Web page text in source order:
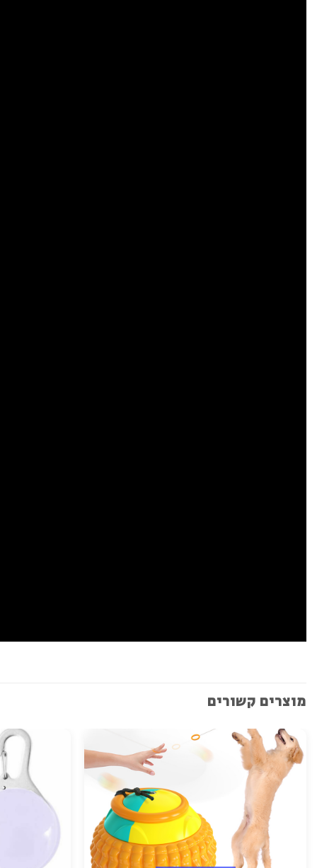
מוצרים קשורים